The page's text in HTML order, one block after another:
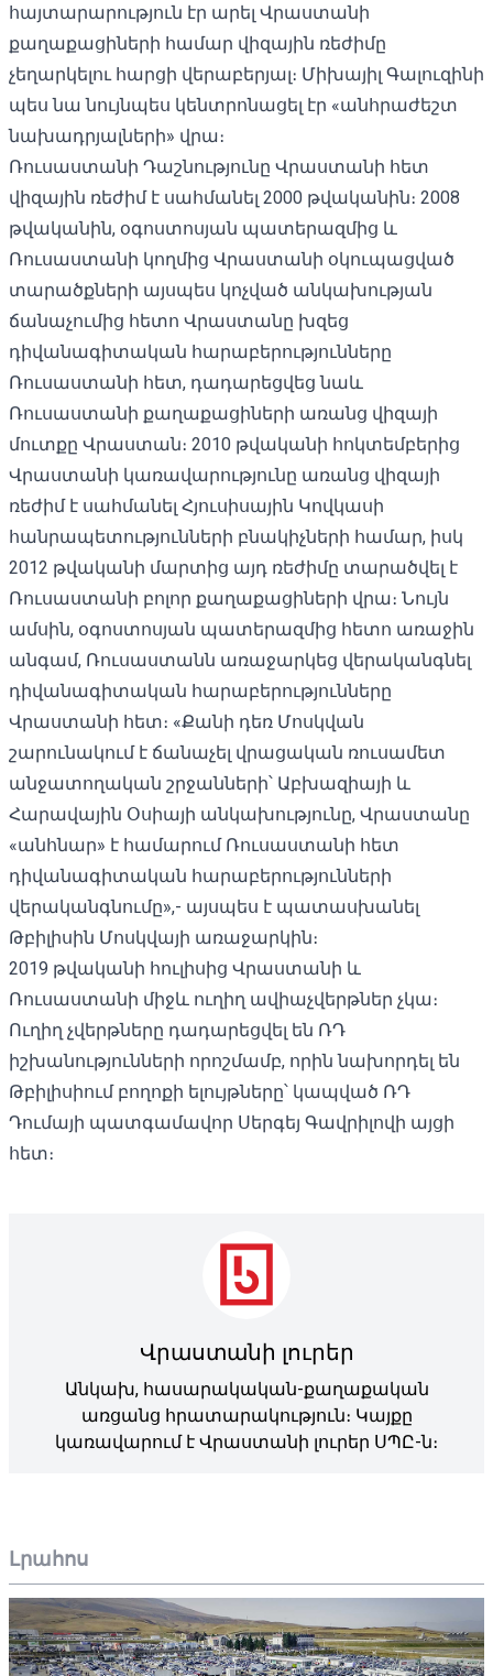
Լրահոս
հայտարարություն էր արել Վրաստանի
քաղաքացիների համար վիզային ռեժիմը
չեղարկելու հարցի վերաբերյալ։ Միխայիլ Գալուզինի
պես նա նույնպես կենտրոնացել էր «անհրաժեշտ
նախադրյալների» վրա։
Ռուսաստանի Դաշնությունը Վրաստանի հետ
վիզային ռեժիմ է սահմանել 2000 թվականին։ 2008
թվականին, օգոստոսյան պատերազմից և
Ռուսաստանի կողմից Վրաստանի օկուպացված
տարածքների այսպես կոչված անկախության
ճանաչումից հետո Վրաստանը խզեց
դիվանագիտական ​​հարաբերությունները
Ռուսաստանի հետ, դադարեցվեց նաև
Ռուսաստանի քաղաքացիների առանց վիզայի
մուտքը Վրաստան։ 2010 թվականի հոկտեմբերից
Վրաստանի կառավարությունը առանց վիզայի
ռեժիմ է սահմանել Հյուսիսային Կովկասի
հանրապետությունների բնակիչների համար, իսկ
2012 թվականի մարտից այդ ռեժիմը տարածվել է
Ռուսաստանի բոլոր քաղաքացիների վրա։ Նույն
ամսին, օգոստոսյան պատերազմից հետո առաջին
անգամ, Ռուսաստանն առաջարկեց վերականգնել
դիվանագիտական ​​հարաբերությունները
Վրաստանի հետ։ «Քանի դեռ Մոսկվան
շարունակում է ճանաչել վրացական ռուսամետ
անջատողական շրջանների՝ Աբխազիայի և
Հարավային Օսիայի անկախությունը, Վրաստանը
«անհնար» է համարում Ռուսաստանի հետ
դիվանագիտական ​​հարաբերությունների
վերականգնումը»,- այսպես է պատասխանել
Թբիլիսին Մոսկվայի առաջարկին։
2019 թվականի հուլիսից Վրաստանի և
Ռուսաստանի միջև ուղիղ ավիաչվերթներ չկա։
Ուղիղ չվերթները դադարեցվել են ՌԴ
իշխանությունների որոշմամբ, որին նախորդել են
Թբիլիսիում բողոքի ելույթները՝ կապված ՌԴ
Դումայի պատգամավոր Սերգեյ Գավրիլովի այցի
հետ։
Վրաստանի լուրեր
Անկախ, հասարակական-քաղաքական
առցանց հրատարակություն։ Կայքը
կառավարում է Վրաստանի լուրեր ՍՊԸ-ն։